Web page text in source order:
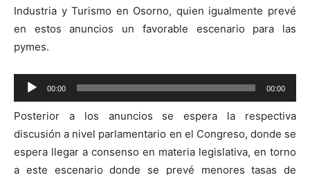
Industria y Turismo en Osorno, quien igualmente prevé
en estos anuncios un favorable escenario para las
pymes.
Reproductor
de
audio
00:00 00:00
Posterior a los anuncios se espera la respectiva
discusión a nivel parlamentario en el Congreso, donde se
espera llegar a consenso en materia legislativa, en torno
a este escenario donde se prevé menores tasas de